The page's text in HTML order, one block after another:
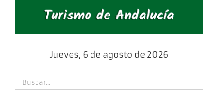
Jueves, 6 de agosto de 2026